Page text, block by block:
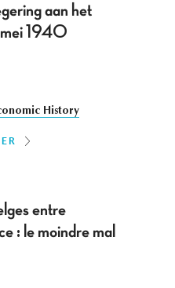
aan het
mei 1940
History
entre
: le moindre mal